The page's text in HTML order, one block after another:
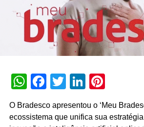
“Maggi é a escolha de milhares de
dias e com esta campanha desejamos
importância daqueles que preparam
casas, reforçando o seu compromisso
conexão entre as pessoas por meio da
Ana Helena Ferraz, gerente-executiva
Maggi.
WhatsApp
Facebook
TwitterLinkedIn
O Bradesco apresentou o ‘Meu
ecossistema que unifica sua